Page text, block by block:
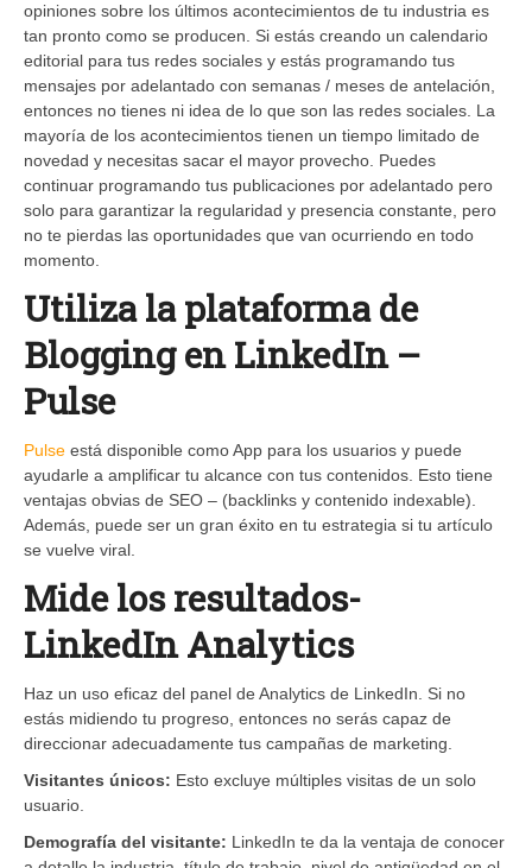
opiniones sobre los últimos acontecimientos de tu industria es
tan pronto como se producen. Si estás creando un calendario
editorial para tus redes sociales y estás programando tus
mensajes por adelantado con semanas / meses de antelación,
entonces no tienes ni idea de lo que son las redes sociales. La
mayoría de los acontecimientos tienen un tiempo limitado de
novedad y necesitas sacar el mayor provecho. Puedes
continuar programando tus publicaciones por adelantado pero
solo para garantizar la regularidad y presencia constante, pero
no te pierdas las oportunidades que van ocurriendo en todo
momento.
Utiliza la plataforma de
Blogging en LinkedIn –
Pulse
Pulse está disponible como App para los usuarios y puede
ayudarle a amplificar tu alcance con tus contenidos. Esto tiene
ventajas obvias de SEO – (backlinks y contenido indexable).
Además, puede ser un gran éxito en tu estrategia si tu artículo
se vuelve viral.
Mide los resultados-
LinkedIn Analytics
Haz un uso eficaz del panel de Analytics de LinkedIn. Si no
estás midiendo tu progreso, entonces no serás capaz de
direccionar adecuadamente tus campañas de marketing.
Visitantes únicos: Esto excluye múltiples visitas de un solo
usuario.
Demografía del visitante: LinkedIn te da la ventaja de conocer